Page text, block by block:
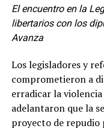
El encuentro en la
libertarios con los
Avanza
Los legisladores y
comprometieron a
erradicar la
adelantaron que la
proyecto de repudio